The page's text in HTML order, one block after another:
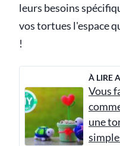
leurs besoins
vos tortues l'espace
!
À LIRE
Vous
une